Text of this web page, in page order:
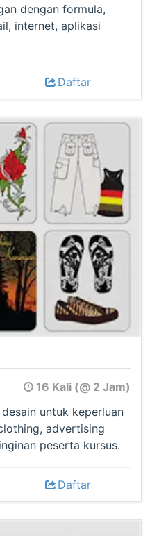
dengan formula,
internet, aplikasi
Daftar
16 Kali (@ 2 Jam)
untuk keperluan
advertising
peserta kursus.
Daftar